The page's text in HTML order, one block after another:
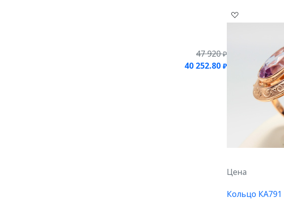
47 920₽
40 252.80 ₽
Цена
Кольцо КА791